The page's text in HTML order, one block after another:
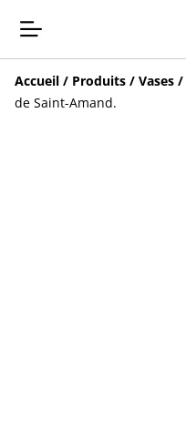
Accueil / Produits / Vases /
de Saint-Amand.